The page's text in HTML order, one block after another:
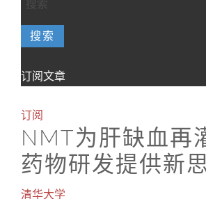
搜索
订阅文章
订阅
NMT为肝缺血再
药物研发提供新
清华大学